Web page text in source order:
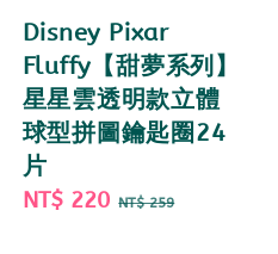
Disney Pixar
Fluffy【甜夢系列】
星星雲透明款立體
球型拼圖鑰匙圈24
片
Sale
NT$ 220 Regular
NT$ 259